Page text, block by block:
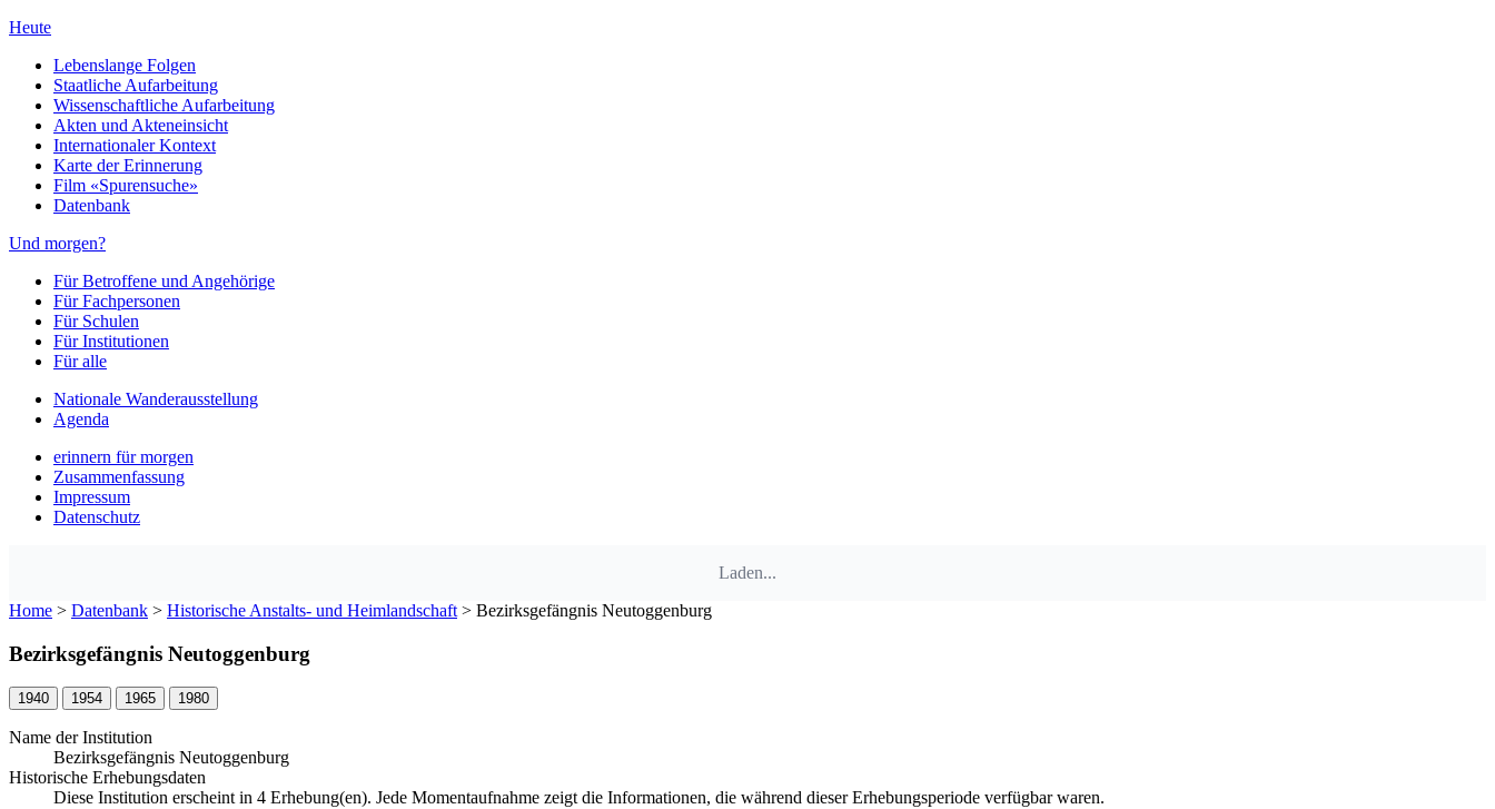
Heute
Lebenslange Folgen
Staatliche Aufarbeitung
Wissenschaftliche Aufarbeitung
Akten und Akteneinsicht
Internationaler Kontext
Karte der Erinnerung
Film «Spurensuche»
Datenbank
Und morgen?
Für Betroffene und Angehörige
Für Fachpersonen
Für Schulen
Für Institutionen
Für alle
Nationale Wanderausstellung
Agenda
erinnern für morgen
Zusammenfassung
Impressum
Datenschutz
Laden...
Home > Datenbank > Historische Anstalts- und Heimlandschaft > Bezirksgefängnis Neutoggenburg
Bezirksgefängnis Neutoggenburg
1940 1954 1965 1980
Name der Institution
Bezirksgefängnis Neutoggenburg
Historische Erhebungsdaten
Diese Institution erscheint in 4 Erhebung(en). Jede Momentaufnahme zeigt die Informationen, die während dieser Erhebungsperiode verfügbar waren.